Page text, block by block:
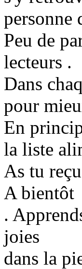
personne
Peu de
lecteurs .
Dans
pour
En
la liste
As tu
A bientôt
.
joies
dans la